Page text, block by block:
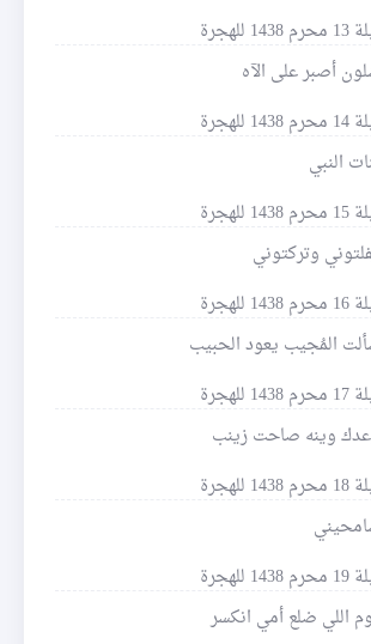
1438 للهجرة
أصبر على الآه
1438 للهجرة
النبي
1438 للهجرة
وتركتوني
1438 للهجرة
المُجيب يعود الحبيب
1438 للهجرة
وينه صاحت زينب
1438 للهجرة
1438 للهجرة
اللي ضلع أمي انكسر